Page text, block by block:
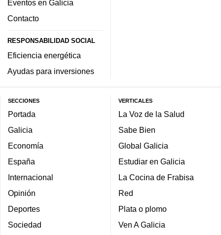
Eventos en Galicia
Contacto
RESPONSABILIDAD SOCIAL
Eficiencia energética
Ayudas para inversiones
SECCIONES
Portada
Galicia
Economía
España
Internacional
Opinión
Deportes
Sociedad
VERTICALES
La Voz de la Salud
Sabe Bien
Global Galicia
Estudiar en Galicia
La Cocina de Frabisa
Red
Plata o plomo
Ven A Galicia